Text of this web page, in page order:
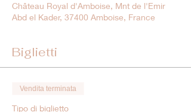
Château Royal d'Amboise, Mnt de l'Emir
Abd el Kader, 37400 Amboise, France
Biglietti
Vendita terminata
Tipo di biglietto